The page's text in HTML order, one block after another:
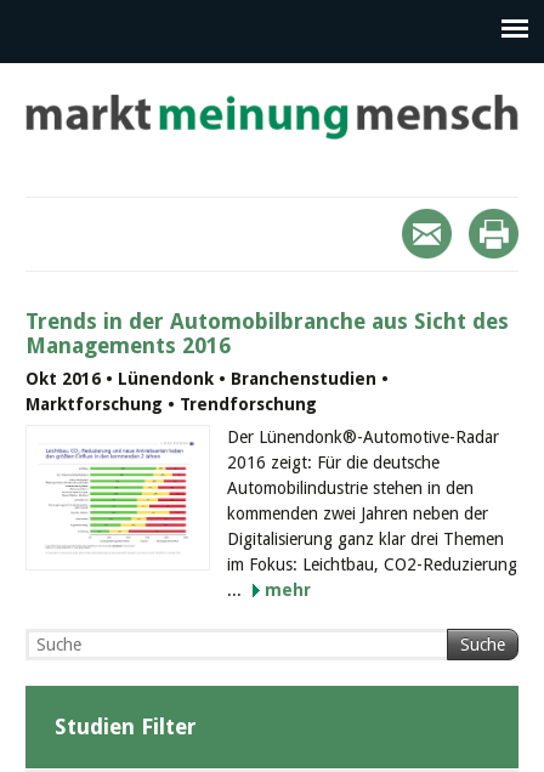
Trends in der Automobilbranche aus Sicht des
Managements 2016
Okt 2016 • Lünendonk • Branchenstudien •
Marktforschung • Trendforschung
Der Lünendonk®-Automotive-Radar
2016 zeigt: Für die deutsche
Automobilindustrie stehen in den
kommenden zwei Jahren neben der
Digitalisierung ganz klar drei Themen
im Fokus: Leichtbau, CO2-Reduzierung
...
mehr
Suche
Studien Filter